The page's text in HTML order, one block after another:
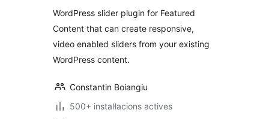
WordPress slider plugin for Featured
Content that can create responsive,
video enabled sliders from your existing
WordPress content.
Constantin Boiangiu
500+ instal·lacions actives